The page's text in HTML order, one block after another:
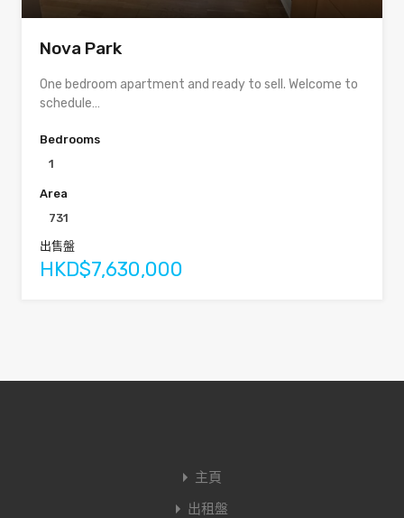
Nova Park
One bedroom apartment and ready to sell. Welcome to
schedule…
Bedrooms
1
Area
731
出售盤
HKD$7,630,000
主頁
出租盤